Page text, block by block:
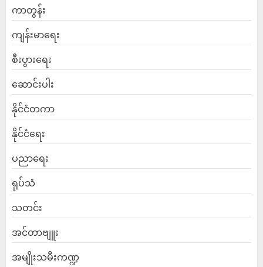
ကာတွန်း
ကျန်းမာရေး
စီးပွားရေး
ဆောင်းပါး
နိုင်ငံတကာ
နိုင်ငံရေး
ပညာရေး
ရုပ်သံ
သတင်း
အင်တာဗျူး
အမျိုးသမီးကဏ္ဍ